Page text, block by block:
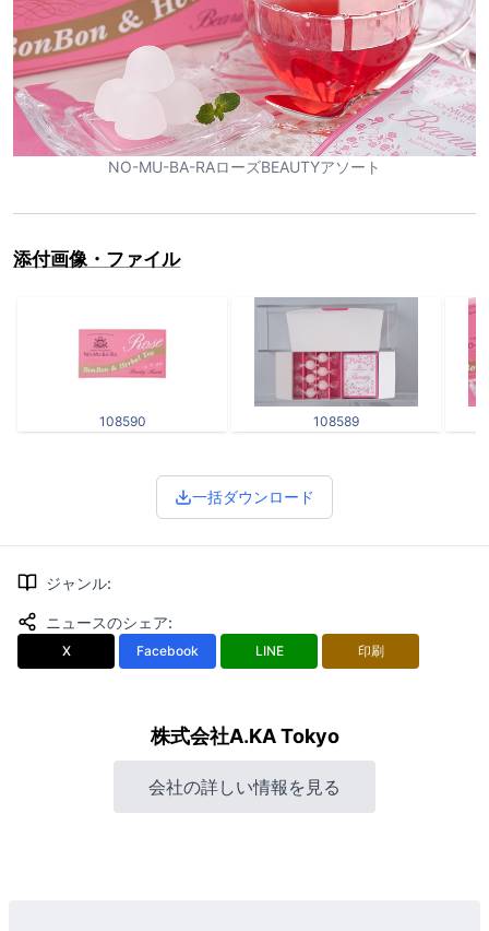
NO-MU-BA-RAローズBEAUTYアソート
添付画像・ファイル
108590 108589
一括ダウンロード
ジャンル:
ニュースのシェア:
X Facebook LINE 印刷
株式会社A.KA Tokyo
会社の詳しい情報を見る